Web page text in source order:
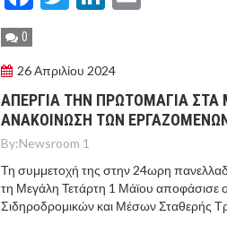
0
26 Απριλίου 2024
ΑΠΕΡΓΙΑ ΤΗΝ ΠΡΩΤΟΜΑΓΙΑ ΣΤΑ
ΑΝΑΚΟΙΝΩΣΗ ΤΩΝ
By:Newsroom 1
Τη συμμετοχή της στην 24ωρη
τη Μεγάλη Τετάρτη 1 Μάϊου
Σιδηροδρομικών και Μέσων Σταθερής